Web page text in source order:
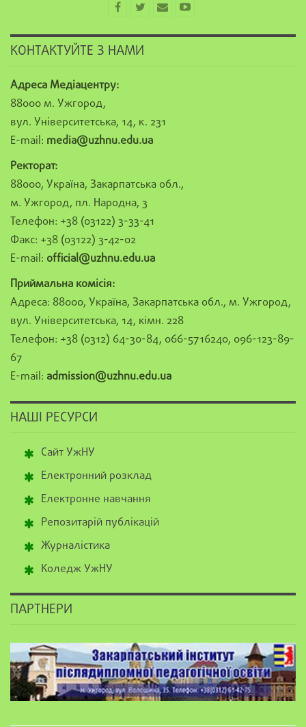
КОНТАКТУЙТЕ З НАМИ
Адреса Медіацентру:
88000 м. Ужгород,
вул. Університетська, 14, к. 231
E-mail: media@uzhnu.edu.ua
Ректорат:
88000, Україна, Закарпатська обл.,
м. Ужгород, пл. Народна, 3
Телефон: +38 (03122) 3-33-41
Факс: +38 (03122) 3-42-02
E-mail: official@uzhnu.edu.ua
Приймальна комісія:
Адреса: 88000, Україна, Закарпатська обл., м. Ужгород,
вул. Університетська, 14, кімн. 228
Телефон: +38 (0312) 64-30-84, 066-5716240, 096-123-89-
67
E-mail: admission@uzhnu.edu.ua
НАШІ РЕСУРСИ
Сайт УжНУ
Електронний розклад
Електронне навчання
Репозитарій публікацій
Журналістика
Коледж УжНУ
ПАРТНЕРИ